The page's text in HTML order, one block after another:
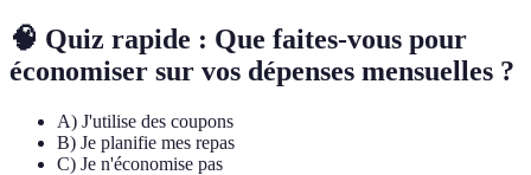
🧠 Quiz rapide : Que faites-vous pour
économiser sur vos dépenses mensuelles ?
A) J'utilise des coupons
B) Je planifie mes repas
C) Je n'économise pas